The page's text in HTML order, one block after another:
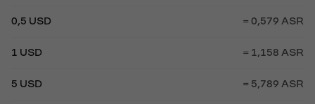
0,5 USD = 0,579 ASR
1 USD = 1,158 ASR
5 USD = 5,789 ASR